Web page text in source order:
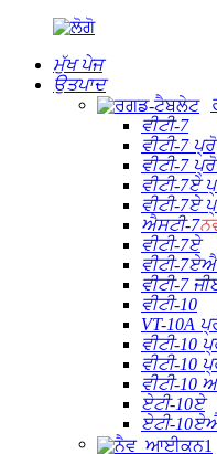
ਮੁੱਖ ਪੇਜ
ਉਤਪਾਦ
ਵੀਟੀ-7
ਵੀਟੀ-7 ਪ੍ਰੋ
ਵੀਟੀ-7
ਵੀਟੀ-7ਏ
ਵੀਟੀ-7ਏ
ਐਸਟੀ-7
ਵੀਟੀ-7ਏ
ਵੀਟੀ-
ਵੀਟੀ-7
ਵੀਟੀ-10
VT-10A
ਵੀਟੀ-10
ਵੀਟੀ-10
ਵੀਟੀ-
ਏਟੀ-10ਏ
ਏਟੀ-